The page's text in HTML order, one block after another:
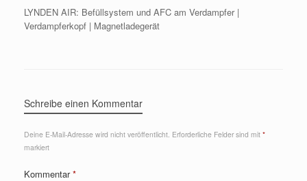
LYNDEN AIR: Befüllsystem und AFC am Verdampfer |
Verdampferkopf | Magnetladegerät
Schreibe einen Kommentar
Deine E-Mail-Adresse wird nicht veröffentlicht. Erforderliche Felder sind mit *
markiert
Kommentar*